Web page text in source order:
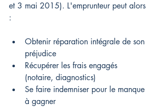
et 3 mai 2015). L'emprunteur peut alors
:
Obtenir réparation intégrale de son
préjudice
Récupérer les frais engagés
(notaire, diagnostics)
Se faire indemniser pour le manque
à gagner